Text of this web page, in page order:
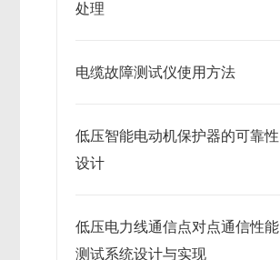
处理
电缆故障测试仪使用方法
低压智能电动机保护器的可靠性
设计
低压电力线通信点对点通信性能
测试系统设计与实现